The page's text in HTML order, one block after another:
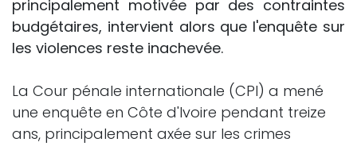
principalement motivée par des contraintes
budgétaires, intervient alors que l'enquête sur
les violences reste inachevée.
La Cour pénale internationale (CPI) a mené
une enquête en Côte d'Ivoire pendant treize
ans, principalement axée sur les crimes